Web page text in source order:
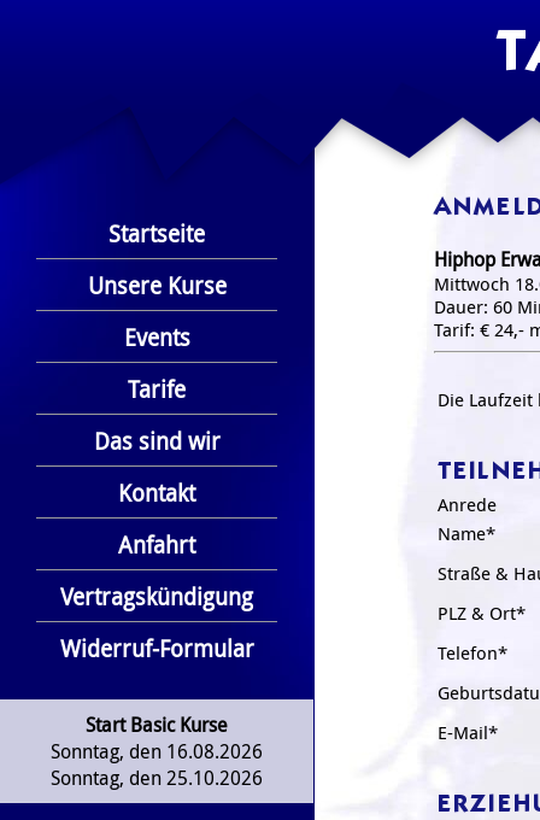
Startseite
Unsere Kurse
Events
Tarife
Das sind wir
Kontakt
Anfahrt
Vertragskündigung
Widerruf-Formular
Start Basic Kurse
Sonntag, den 16.08.2026
Sonntag, den 25.10.2026
Hiphop
Mittwoch
Dauer: 60
Tarif: € 24,-
Die
Anrede
Name*
Straße &
PLZ & Ort*
Telefon*
E-Mail*